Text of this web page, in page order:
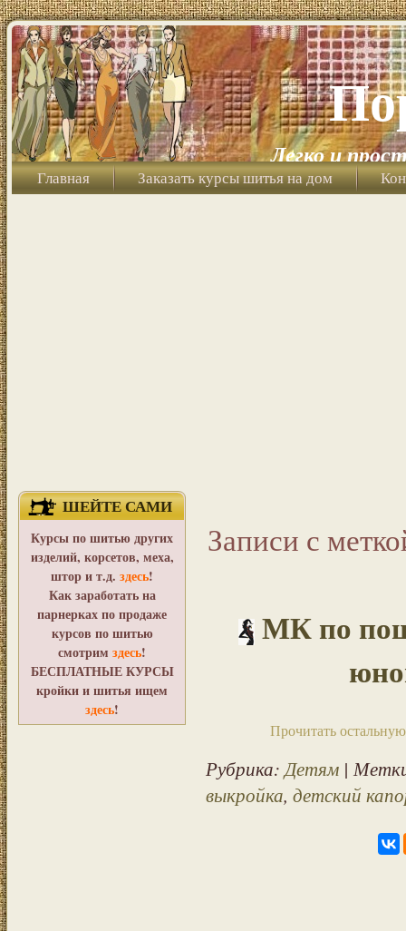
Легко и
Главная Заказать курсы шитья на дом
ШЕЙТЕ САМИ
Курсы по шитью других
изделий, корсетов, меха,
штор и т.д. здесь!
Как заработать на
парнерках по продаже
курсов по шитью
смотрим здесь!
БЕСПЛАТНЫЕ КУРСЫ
кройки и шитья ищем
здесь!
Записи с
МК по
Прочитать
Рубрика:Детям |
выкройка, детский